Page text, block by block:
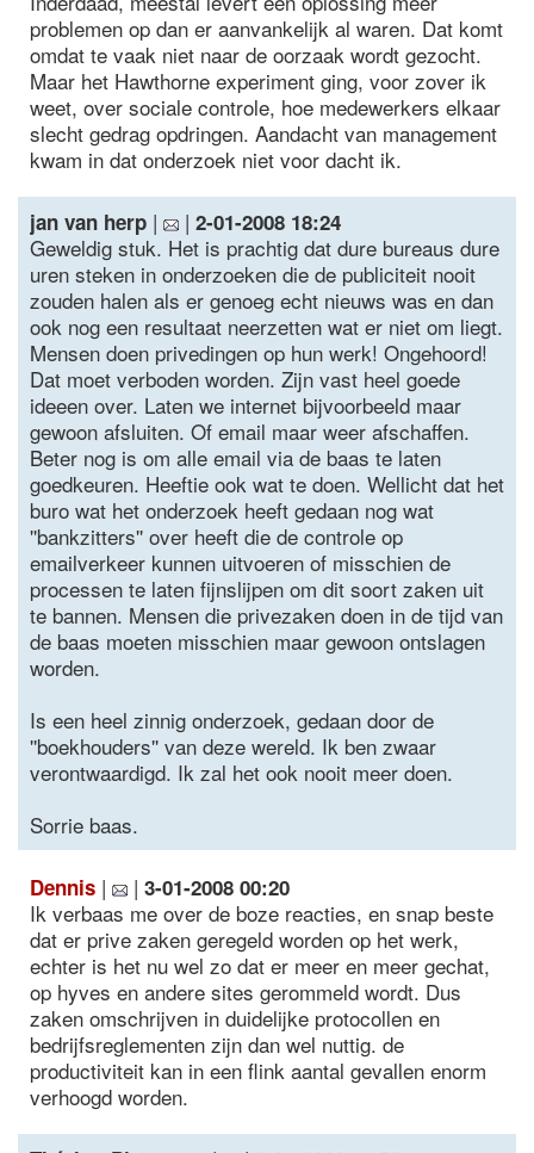
problemen op dan er aanvankelijk al waren. Dat komt
omdat te vaak niet naar de oorzaak wordt gezocht.
Maar het Hawthorne experiment ging, voor zover ik
weet, over sociale controle, hoe medewerkers elkaar
slecht gedrag opdringen. Aandacht van management
kwam in dat onderzoek niet voor dacht ik.
jan van herp | | 2-01-2008 18:24
Geweldig stuk. Het is prachtig dat dure bureaus dure
uren steken in onderzoeken die de publiciteit nooit
zouden halen als er genoeg echt nieuws was en dan
ook nog een resultaat neerzetten wat er niet om liegt.
Mensen doen privedingen op hun werk! Ongehoord!
Dat moet verboden worden. Zijn vast heel goede
ideeen over. Laten we internet bijvoorbeeld maar
gewoon afsluiten. Of email maar weer afschaffen.
Beter nog is om alle email via de baas te laten
goedkeuren. Heeftie ook wat te doen. Wellicht dat het
buro wat het onderzoek heeft gedaan nog wat
''bankzitters'' over heeft die de controle op
emailverkeer kunnen uitvoeren of misschien de
processen te laten fijnslijpen om dit soort zaken uit
te bannen. Mensen die privezaken doen in de tijd van
de baas moeten misschien maar gewoon ontslagen
worden.
Is een heel zinnig onderzoek, gedaan door de
''boekhouders'' van deze wereld. Ik ben zwaar
verontwaardigd. Ik zal het ook nooit meer doen.
Sorrie baas.
Dennis | | 3-01-2008 00:20
Ik verbaas me over de boze reacties, en snap beste
dat er prive zaken geregeld worden op het werk,
echter is het nu wel zo dat er meer en meer gechat,
op hyves en andere sites gerommeld wordt. Dus
zaken omschrijven in duidelijke protocollen en
bedrijfsreglementen zijn dan wel nuttig. de
productiviteit kan in een flink aantal gevallen enorm
verhoogd worden.